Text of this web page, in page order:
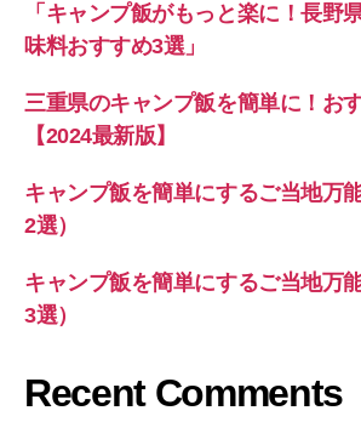
「キャンプ飯がもっと楽に！長野
味料おすすめ3選」
三重県のキャンプ飯を簡単に！お
【2024最新版】
キャンプ飯を簡単にするご当地万
2選）
キャンプ飯を簡単にするご当地万
3選）
Recent Comments